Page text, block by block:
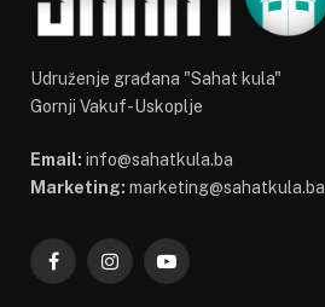
Udruženje građana "Sahat kula"
Gornji Vakuf-Uskoplje
Email: info@sahatkula.ba
Marketing: marketing@sahatkula.ba
FacebookInstagramYouTube